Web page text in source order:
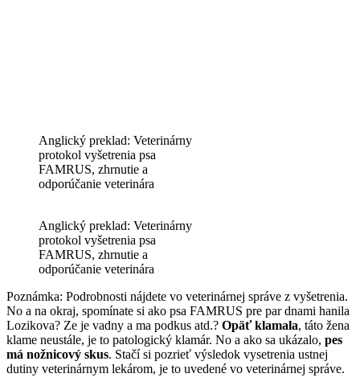
Anglický preklad: Veterinárny
protokol vyšetrenia psa
FAMRUS, zhrnutie a
odporúčanie veterinára
Anglický preklad: Veterinárny
protokol vyšetrenia psa
FAMRUS, zhrnutie a
odporúčanie veterinára
Poznámka: Podrobnosti nájdete vo veterinárnej správe z vyšetrenia.
No a na okraj, spomínate si ako psa FAMRUS pre par dnami hanila
Lozikova? Ze je vadny a ma podkus atd.? Opäť klamala, táto žena
klame neustále, je to patologický klamár. No a ako sa ukázalo, pes
má nožnicový skus. Stačí si pozrieť výsledok vysetrenia ustnej
dutiny veterinárnym lekárom, je to uvedené vo veterinárnej správe.